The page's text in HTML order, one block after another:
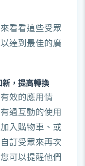
看看這些受眾
達到最佳的廣
，提高轉換
效的應用情
過互動的使用
入購物車、或
訂受眾來再次
可以提醒他們